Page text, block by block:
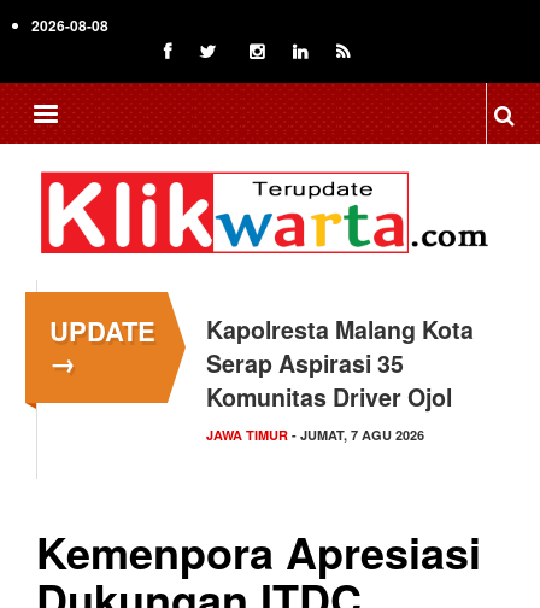
to
content
2026-08-08
UPDATE
→
Kapolresta Malang Kota
Serap Aspirasi 35
Komunitas Driver Ojol
JAWA TIMUR - JUMAT, 7 AGU 2026
Kemenpora Apresiasi